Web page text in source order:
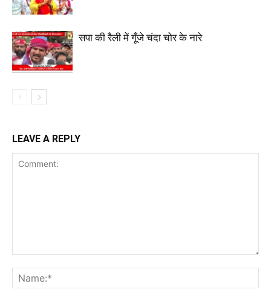
सपा की रैली में गूँजे चंदा चोर के नारे
LEAVE A REPLY